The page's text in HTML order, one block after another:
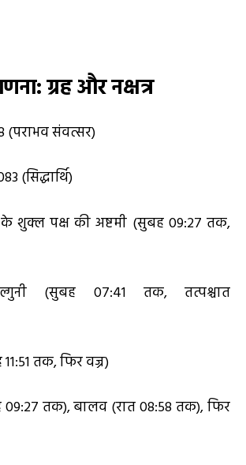
ग्रह और नक्षत्र
(पराभव संवत्सर)
(सिद्धार्थि)
के शुक्ल पक्ष की अष्टमी (सुबह 09:27 तक,
(सुबह 07:41 तक, तत्पश्चात
तक, फिर वज्र)
तक), बालव (रात 08:58 तक), फिर